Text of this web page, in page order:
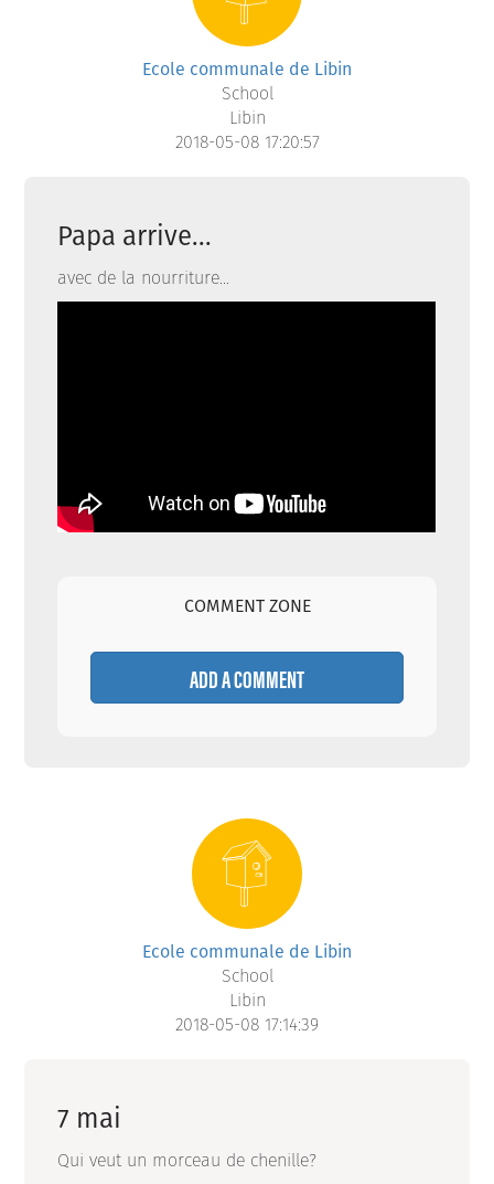
Ecole communale de Libin
School
Libin
2018-05-08 17:20:57
Papa arrive...
avec de la nourriture...
COMMENT ZONE
ADD A COMMENT
Ecole communale de Libin
School
Libin
2018-05-08 17:14:39
7 mai
Qui veut un morceau de chenille?